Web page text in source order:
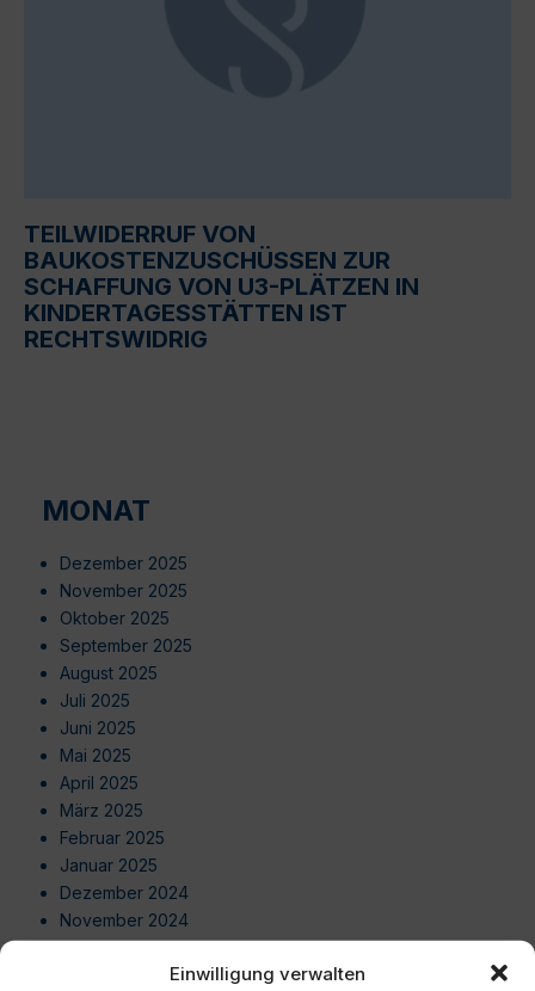
Einwilligung verwalten
TEILWIDERRUF VON
BAUKOSTENZUSCHÜSSEN ZUR
SCHAFFUNG VON U3-PLÄTZEN IN
KINDERTAGESSTÄTTEN IST
RECHTSWIDRIG
MONAT
Dezember 2025
November 2025
Oktober 2025
September 2025
August 2025
Juli 2025
Juni 2025
Mai 2025
April 2025
März 2025
Februar 2025
Januar 2025
Dezember 2024
November 2024
Oktober 2024
September 2024